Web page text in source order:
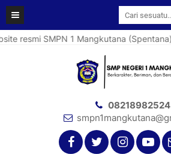
resmi SMPN 1 Mangkutana (Spentana).